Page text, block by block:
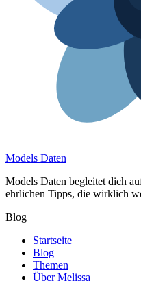
Models Daten
Models Daten begleitet dich
ehrlichen Tipps, die wirklich
Blog
Startseite
Blog
Themen
Über Melissa